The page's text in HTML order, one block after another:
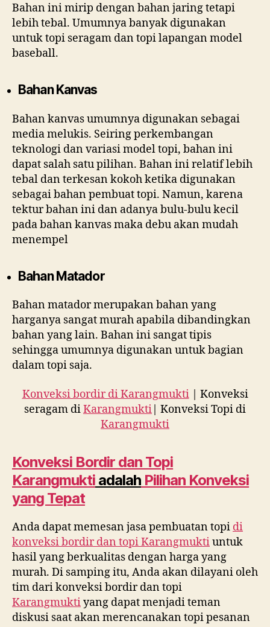
Bahan ini mirip dengan bahan jaring tetapi
lebih tebal. Umumnya banyak digunakan
untuk topi seragam dan topi lapangan model
baseball.
Bahan Kanvas
Bahan kanvas umumnya digunakan sebagai
media melukis. Seiring perkembangan
teknologi dan variasi model topi, bahan ini
dapat salah satu pilihan. Bahan ini relatif lebih
tebal dan terkesan kokoh ketika digunakan
sebagai bahan pembuat topi. Namun, karena
tektur bahan ini dan adanya bulu-bulu kecil
pada bahan kanvas maka debu akan mudah
menempel
Bahan Matador
Bahan matador merupakan bahan yang
harganya sangat murah apabila dibandingkan
bahan yang lain. Bahan ini sangat tipis
sehingga umumnya digunakan untuk bagian
dalam topi saja.
Konveksi bordir di Karangmukti| Konveksi
seragam diKarangmukti| Konveksi Topi di
Karangmukti
Konveksi Bordir dan Topi
Karangmukti adalah Pilihan Konveksi
yang Tepat
Anda dapat memesan jasa pembuatan topi di
konveksi bordir dan topiKarangmuktiuntuk
hasil yang berkualitas dengan harga yang
murah. Di samping itu, Anda akan dilayani oleh
tim dari konveksi bordir dan topi
Karangmuktiyang dapat menjadi teman
diskusi saat akan merencanakan topi pesanan